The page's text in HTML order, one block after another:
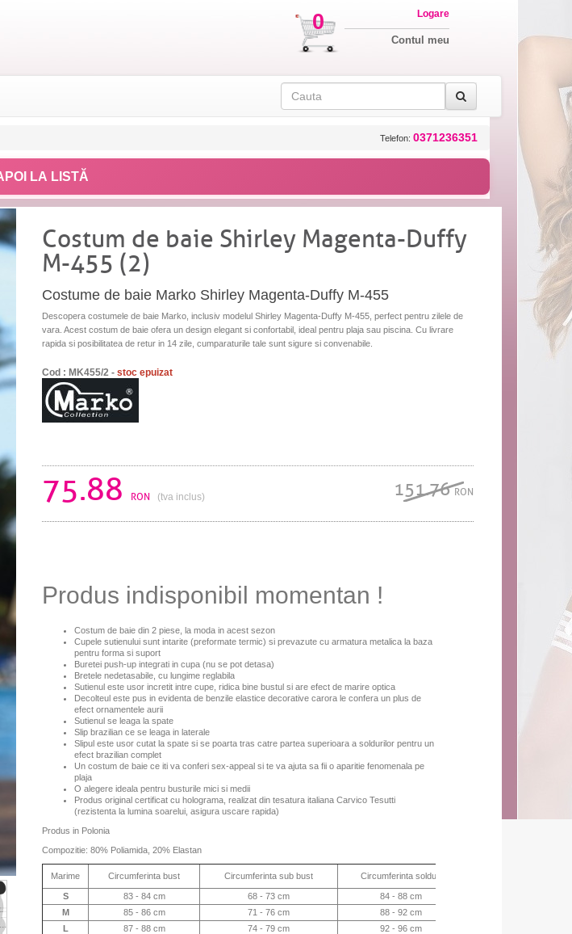
0 Logare
Contul meu
Telefon: 0371236351
LA LISTĂ
Costum de baie Shirley Magenta-Duffy
M-455 (2)
Costume de baie Marko Shirley Magenta-Duffy M-455
Descopera costumele de baie Marko, inclusiv modelul Shirley Magenta-Duffy M-455, perfect pentru zilele de
vara. Acest costum de baie ofera un design elegant si confortabil, ideal pentru plaja sau piscina. Cu livrare
rapida si posibilitatea de retur in 14 zile, cumparaturile tale sunt sigure si convenabile.
Cod : MK455/2 - stoc epuizat
75.88 RON (tva inclus) 151.76RON
Produs indisponibil momentan !
Costum de baie din 2 piese, la moda in acest sezon
Cupele sutienului sunt intarite (preformate termic) si prevazute cu armatura metalica la baza
pentru forma si suport
Buretei push-up integrati in cupa (nu se pot detasa)
Bretele nedetasabile, cu lungime reglabila
Sutienul este usor incretit intre cupe, ridica bine bustul si are efect de marire optica
Decolteul este pus in evidenta de benzile elastice decorative carora le confera un plus de
efect ornamentele aurii
Sutienul se leaga la spate
Slip brazilian ce se leaga in laterale
Slipul este usor cutat la spate si se poarta tras catre partea superioara a soldurilor pentru un
efect brazilian complet
Un costum de baie ce iti va conferi sex-appeal si te va ajuta sa fii o aparitie fenomenala pe
plaja
O alegere ideala pentru busturile mici si medii
Produs original certificat cu holograma, realizat din tesatura italiana Carvico Tesutti
(rezistenta la lumina soarelui, asigura uscare rapida)
Produs in Polonia
Compozitie: 80% Poliamida, 20% Elastan
Marime Circumferinta bust Circumferinta sub bust Circumferinta solduri
S 83 - 84 cm 68 - 73 cm 84 - 88 cm
M
85 - 86 cm 71 - 76 cm 88 - 92 cm
L
87 - 88 cm 74 - 79 cm 92 - 96 cm